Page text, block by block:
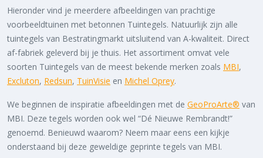
Hieronder vind je meerdere afbeeldingen van prachtige
voorbeeldtuinen met betonnen Tuintegels. Natuurlijk zijn alle
tuintegels van Bestratingmarkt uitsluitend van A-kwaliteit. Direct
af-fabriek geleverd bij je thuis. Het assortiment omvat vele
soorten Tuintegels van de meest bekende merken zoals MBI,
Excluton, Redsun, TuinVisie en Michel Oprey.
We beginnen de inspiratie afbeeldingen met de GeoProArte® van
MBI. Deze tegels worden ook wel “Dé Nieuwe Rembrandt!”
genoemd. Benieuwd waarom? Neem maar eens een kijkje
onderstaand bij deze geweldige geprinte tegels van MBI.